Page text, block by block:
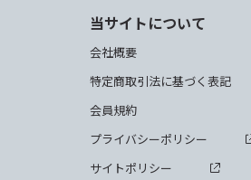
当サイトについて
会社概要
特定商取引法に基づく表記
会員規約
プライバシーポリシー
サイトポリシー